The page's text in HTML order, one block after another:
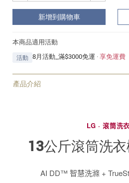
新增到購物車
本商品適用活動
活動 8月活動_滿$3000免運 ·享免運費
產品介紹
LG · 滾筒洗
13公斤滾筒洗
AI DD™ 智慧洗滌 +